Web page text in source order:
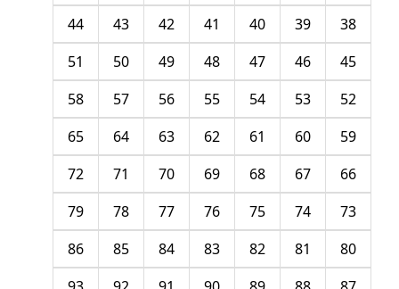
38
39
40
41
42
43
44
45
46
47
48
49
50
51
52
53
54
55
56
57
58
59
60
61
62
63
64
65
66
67
68
69
70
71
72
73
74
75
76
77
78
79
80
81
82
83
84
85
86